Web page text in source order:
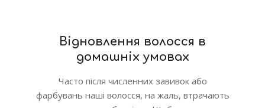
Відновлення волосся в
домашніх умовах
Часто після численних завивок або
фарбувань наші волосся, на жаль, втрачають